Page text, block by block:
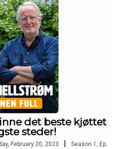
det beste kjøttet
steder!
February 20, 2023 | Season 1
Ep.